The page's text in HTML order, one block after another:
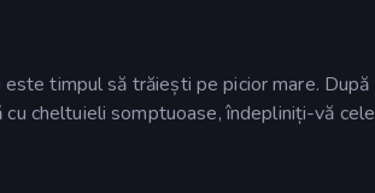
timpul să trăiești pe picior mare. După
cheltuieli somptuoase, îndepliniți-vă cele